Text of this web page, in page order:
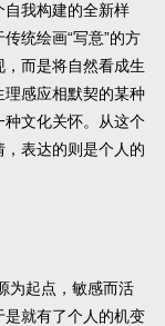
自我构建的全新样
统绘画“写意”的方
而是将自然看成生
感应相默契的某种
文化关怀。从这个
表达的则是个人的
起点，敏感而活
就有了个人的机变